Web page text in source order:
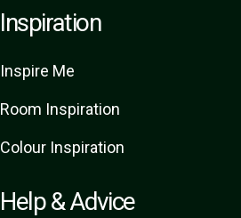
Inspiration
Inspire Me
Room Inspiration
Colour Inspiration
Help & Advice